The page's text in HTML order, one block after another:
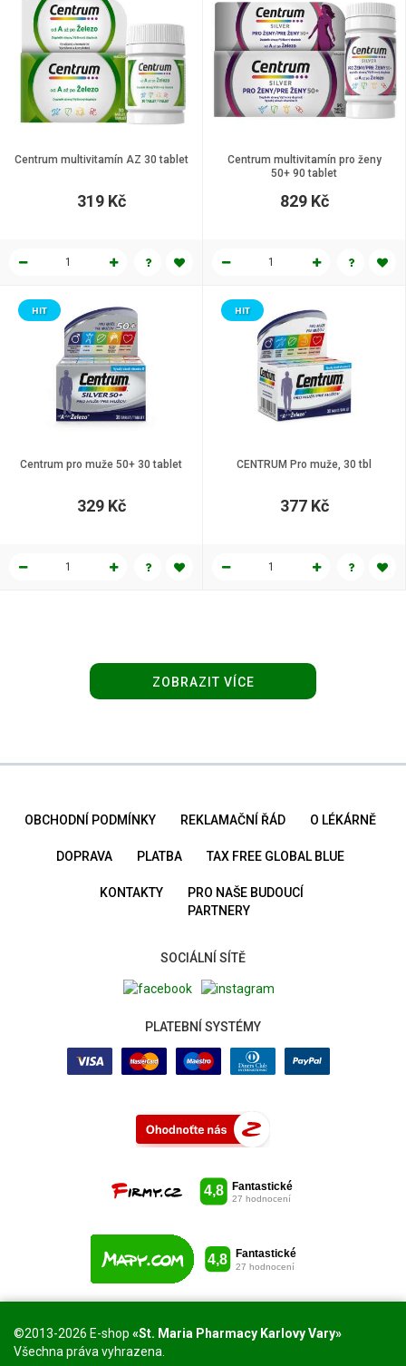
Centrum multivitamín AZ 30 tablet
319 Kč
Centrum multivitamín pro ženy
50+ 90 tablet
829 Kč
Centrum pro muže 50+ 30 tablet
HIT
329 Kč
CENTRUM Pro muže, 30 tbl
HIT
377 Kč
ZOBRAZIT VÍCE
OBCHODNÍ PODMÍNKY REKLAMAČNÍ ŘÁD O LÉKÁRNĚ
DOPRAVA PLATBA TAX FREE GLOBAL BLUE
KONTAKTY
PRO NAŠE BUDOUCÍ
PARTNERY
SOCIÁLNÍ SÍTĚ
PLATEBNÍ SYSTÉMY
©2013-2026 E-shop «St. Maria Pharmacy Karlovy Vary»
Všechna práva vyhrazena.